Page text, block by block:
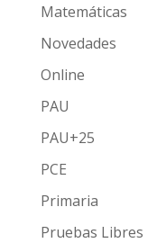
Matemáticas
Novedades
Online
PAU
PAU+25
PCE
Primaria
Pruebas Libres